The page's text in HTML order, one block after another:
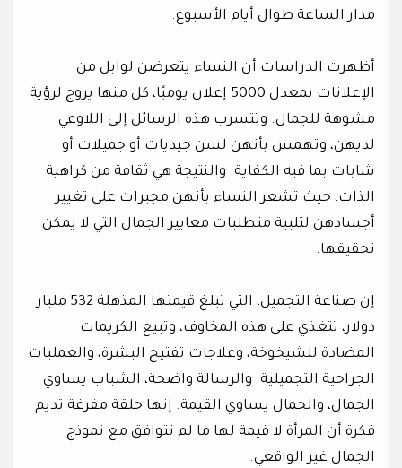
مدار الساعة طوال أيام الأسبوع.
أظهرت الدراسات أن النساء يتعرضن لوابل من
الإعلانات بمعدل 5000 إعلان يوميًا، كل منها يروج لرؤية
مشوهة للجمال. وتتسرب هذه الرسائل إلى اللاوعي
لديهن، وتهمس بأنهن لسن جيديات أو جميلات أو
شابات بما فيه الكفاية. والنتيجة هي ثقافة من كراهية
الذات، حيث تشعر النساء بأنهن مجبرات على تغيير
أجسادهن لتلبية متطلبات معايير الجمال التي لا يمكن
تحقيقها.
إن صناعة التجميل، التي تبلغ قيمتها المذهلة 532 مليار
دولار، تتغذي على هذه المخاوف، وتبيع الكريمات
المضادة للشيخوخة، وعلاجات تفتيح البشرة، والعمليات
الجراحية التجميلية. والرسالة واضحة، الشباب يساوي
الجمال، والجمال يساوي القيمة. إنها حلقة مفرغة تديم
فكرة أن المرأة لا قيمة لها ما لم تتوافق مع نموذج
الجمال غير الواقعي.